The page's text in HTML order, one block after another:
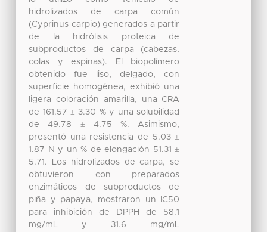
hidrolizados de carpa común
(Cyprinus carpio) generados a partir
de la hidrólisis proteica de
subproductos de carpa (cabezas,
colas y espinas). El biopolímero
obtenido fue liso, delgado, con
superficie homogénea, exhibió una
ligera coloración amarilla, una CRA
de 161.57 ± 3.30 % y una solubilidad
de 49.78 ± 4.75 %. Asimismo,
presentó una resistencia de 5.03 ±
1.87 N y un % de elongación 51.31 ±
5.71. Los hidrolizados de carpa, se
obtuvieron con preparados
enzimáticos de subproductos de
piña y papaya, mostraron un IC50
para inhibición de DPPH de 58.1
mg/mL y 31.6 mg/mL